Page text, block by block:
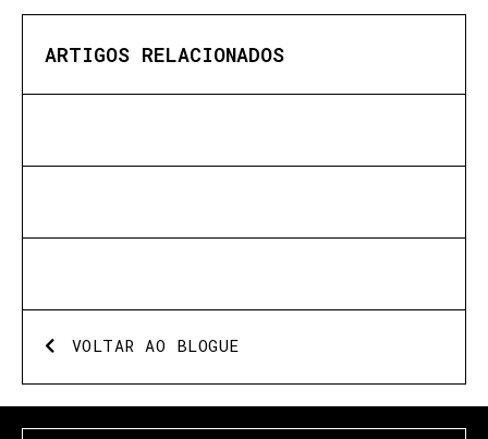
ARTIGOS RELACIONADOS
VOLTAR AO BLOGUE